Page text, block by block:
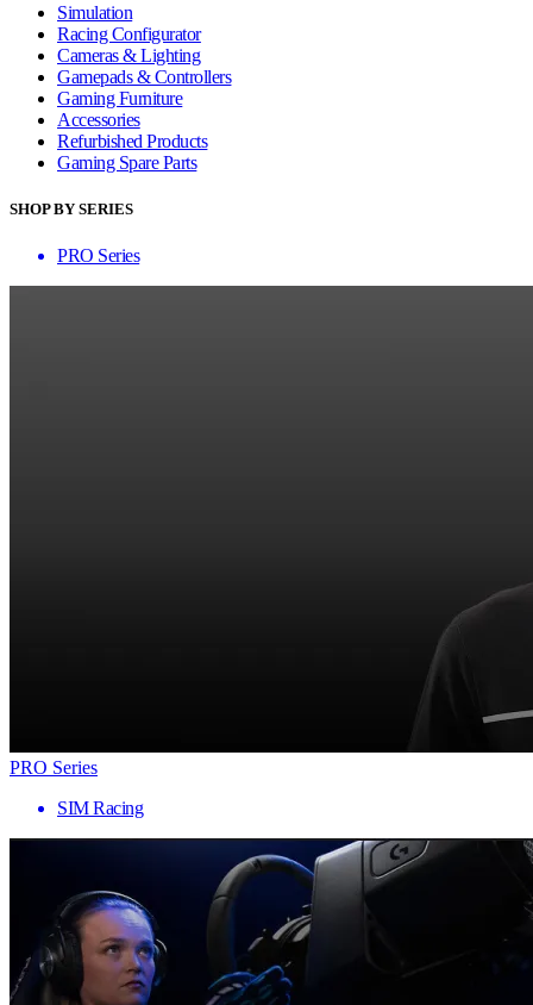
Simulation
Racing Configurator
Cameras & Lighting
Gamepads & Controllers
Gaming Furniture
Accessories
Refurbished Products
Gaming Spare Parts
SHOP BY SERIES
PRO Series
PRO Series
SIM Racing